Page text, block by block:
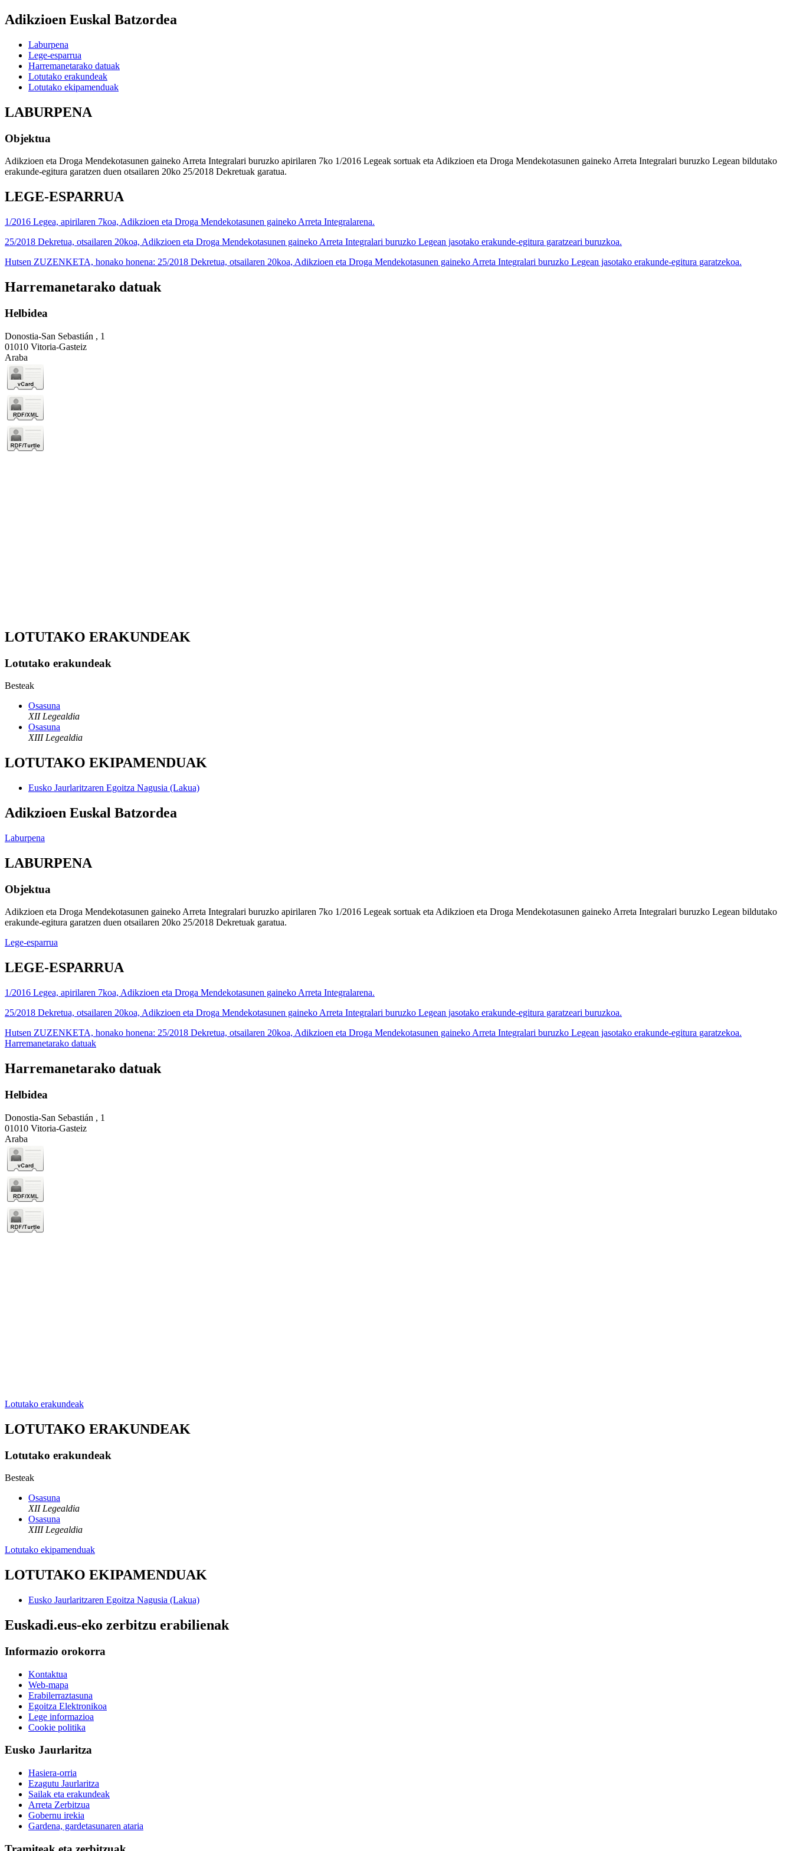
Adikzioen Euskal Batzordea
Laburpena
Lege-esparrua
Harremanetarako datuak
Lotutako erakundeak
Lotutako ekipamenduak
LABURPENA
Objektua
Adikzioen eta Droga Mendekotasunen gaineko Arreta Integralari buruzko apirilaren 7ko 1/2016 Legeak sortuak eta Adikzioen eta Droga Mendekotasunen gaineko Arreta Integralari buruzko Legean bildutako
erakunde-egitura garatzen duen otsailaren 20ko 25/2018 Dekretuak garatua.
LEGE-ESPARRUA
1/2016 Legea, apirilaren 7koa, Adikzioen eta Droga Mendekotasunen gaineko Arreta Integralarena.
25/2018 Dekretua, otsailaren 20koa, Adikzioen eta Droga Mendekotasunen gaineko Arreta Integralari buruzko Legean jasotako erakunde-egitura garatzeari buruzkoa.
Hutsen ZUZENKETA, honako honena: 25/2018 Dekretua, otsailaren 20koa, Adikzioen eta Droga Mendekotasunen gaineko Arreta Integralari buruzko Legean jasotako erakunde-egitura garatzekoa.
Harremanetarako datuak
Helbidea
Donostia-San Sebastián , 1
01010 Vitoria-Gasteiz
Araba
LOTUTAKO ERAKUNDEAK
Lotutako erakundeak
Besteak
Osasuna
XII Legealdia
Osasuna
XIII Legealdia
LOTUTAKO EKIPAMENDUAK
Eusko Jaurlaritzaren Egoitza Nagusia (Lakua)
Adikzioen Euskal Batzordea
Laburpena
LABURPENA
Objektua
Adikzioen eta Droga Mendekotasunen gaineko Arreta Integralari buruzko apirilaren 7ko 1/2016 Legeak sortuak eta Adikzioen eta Droga Mendekotasunen gaineko Arreta Integralari buruzko Legean bildutako
erakunde-egitura garatzen duen otsailaren 20ko 25/2018 Dekretuak garatua.
Lege-esparrua
LEGE-ESPARRUA
1/2016 Legea, apirilaren 7koa, Adikzioen eta Droga Mendekotasunen gaineko Arreta Integralarena.
25/2018 Dekretua, otsailaren 20koa, Adikzioen eta Droga Mendekotasunen gaineko Arreta Integralari buruzko Legean jasotako erakunde-egitura garatzeari buruzkoa.
Hutsen ZUZENKETA, honako honena: 25/2018 Dekretua, otsailaren 20koa, Adikzioen eta Droga Mendekotasunen gaineko Arreta Integralari buruzko Legean jasotako erakunde-egitura garatzekoa.
Harremanetarako datuak
Harremanetarako datuak
Helbidea
Donostia-San Sebastián , 1
01010 Vitoria-Gasteiz
Araba
Lotutako erakundeak
LOTUTAKO ERAKUNDEAK
Lotutako erakundeak
Besteak
Osasuna
XII Legealdia
Osasuna
XIII Legealdia
Lotutako ekipamenduak
LOTUTAKO EKIPAMENDUAK
Eusko Jaurlaritzaren Egoitza Nagusia (Lakua)
Euskadi.eus-eko zerbitzu erabilienak
Informazio orokorra
Kontaktua
Web-mapa
Erabilerraztasuna
Egoitza Elektronikoa
Lege informazioa
Cookie politika
Eusko Jaurlaritza
Hasiera-orria
Ezagutu Jaurlaritza
Sailak eta erakundeak
Arreta Zerbitzua
Gobernu irekia
Gardena, gardetasunaren ataria